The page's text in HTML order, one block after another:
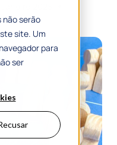
não serão
site. Um
para
ser